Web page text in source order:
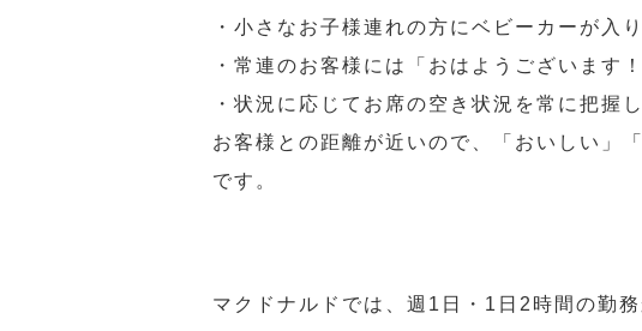
・小さなお子様連れの方にベビーカーが入
・常連のお客様には「おはようございます
・状況に応じてお席の空き状況を常に把
お客様との距離が近いので、「おいしい」
です。
マクドナルドでは、週1日・1日2時間の勤